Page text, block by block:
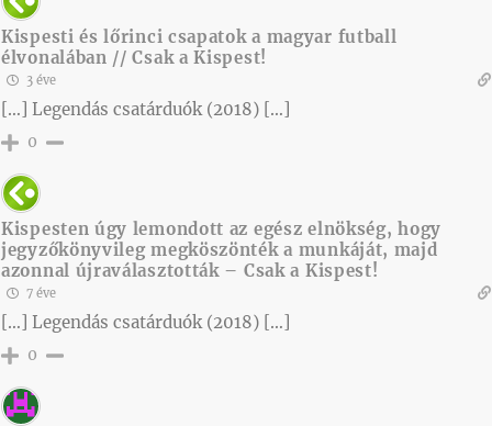
Kispesti és lőrinci csapatok a magyar futball
élvonalában // Csak a Kispest!
3 éve
[…] Legendás csatárduók (2018) […]
0
Kispesten úgy lemondott az egész elnökség, hogy
jegyzőkönyvileg megköszönték a munkáját, majd
azonnal újraválasztották – Csak a Kispest!
7 éve
[…] Legendás csatárduók (2018) […]
0